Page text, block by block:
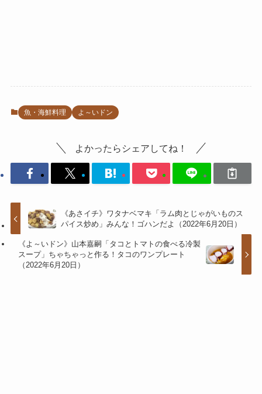
魚・海鮮料理 よ～いドン
よかったらシェアしてね！
《あさイチ》ワタナベマキ「ラム肉とじゃがいものス
パイス炒め」みんな！ゴハンだよ（2022年6月20日）
《よ～いドン》山本嘉嗣「タコとトマトの食べる冷製
スープ」ちゃちゃっと作る！タコのワンプレート
（2022年6月20日）